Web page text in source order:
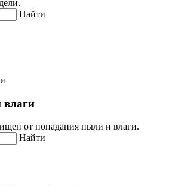
Найти
от попадания пыли и влаги.
Найти